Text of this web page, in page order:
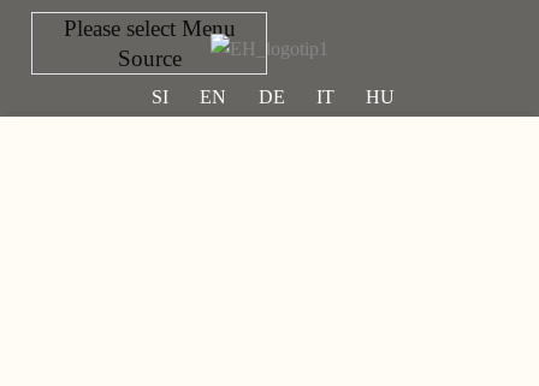
Please select Menu
Source
SI EN DE IT HU